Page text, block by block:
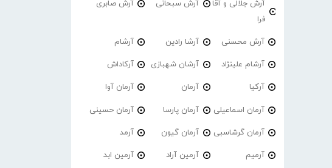
آرش جلالی و آقا
فرا
آرش سبحانی آرش صابری
آرش محسنی آرشا رادین آرشام
آرشام علینژاد آرشان شهبازی آرکاداش
آرکیا آرمان آرمان آوا
آرمان اسماعیلی آرمان پارسا آرمان حسینی
آرمان گرشاسبی آرمان گیون آرمد
آرمیم آرمین آراد آرمین ابد